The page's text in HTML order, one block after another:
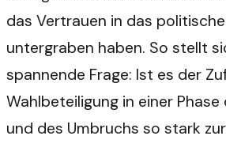
das Vertrauen in das
untergraben haben. So stellt
spannende Frage: Ist es der
Wahlbeteiligung in einer
und des Umbruchs so stark